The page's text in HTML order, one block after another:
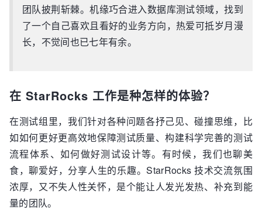
团队披荆斩棘。机缘巧合进入数据库测试领域，找到
了一个自己喜欢且看好的业务方向，热爱可抵岁月漫
长，不觉间也已七年有余。
在 StarRocks 工作是种怎样的体验？
在测试组里，我们针对各种问题各抒己见、碰撞思维，比
如如何更好更高效地保障测试质量、构建科学完善的测试
流程体系、如何做好测试设计等。有时候，我们也聊美
食，聊爱好，分享人生的乐趣。StarRocks 技术交流氛围
浓厚，又不失人性关怀，是个能让人发光发热、补充到能
量的团队。